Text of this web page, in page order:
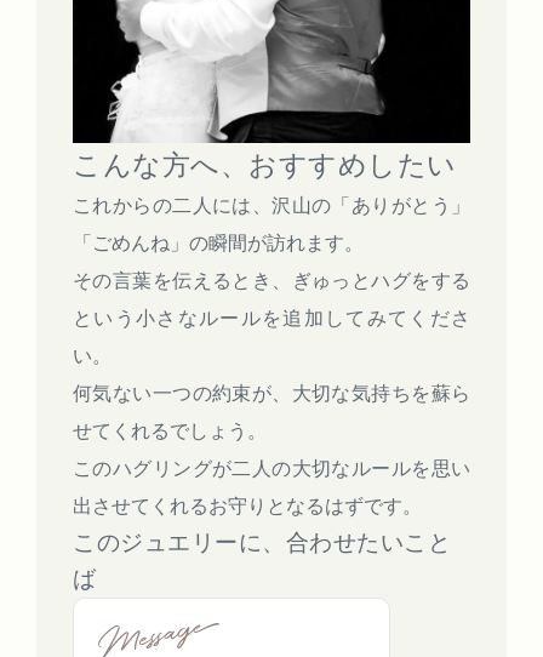
こんな方へ、おすすめしたい
これからの二人には、沢山の「ありがとう」
「ごめんね」の瞬間が訪れます。
その言葉を伝えるとき、ぎゅっとハグをする
という小さなルールを追加してみてくださ
い。
何気ない一つの約束が、大切な気持ちを蘇ら
せてくれるでしょう。
このハグリングが二人の大切なルールを思い
出させてくれるお守りとなるはずです。
このジュエリーに、合わせたいこと
ば